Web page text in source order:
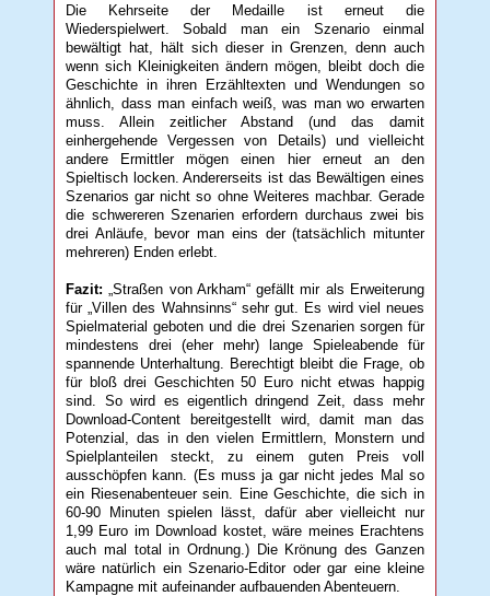
Die Kehrseite der Medaille ist erneut die
Wiederspielwert. Sobald man ein Szenario einmal
bewältigt hat, hält sich dieser in Grenzen, denn auch
wenn sich Kleinigkeiten ändern mögen, bleibt doch die
Geschichte in ihren Erzähltexten und Wendungen so
ähnlich, dass man einfach weiß, was man wo erwarten
muss. Allein zeitlicher Abstand (und das damit
einhergehende Vergessen von Details) und vielleicht
andere Ermittler mögen einen hier erneut an den
Spieltisch locken. Andererseits ist das Bewältigen eines
Szenarios gar nicht so ohne Weiteres machbar. Gerade
die schwereren Szenarien erfordern durchaus zwei bis
drei Anläufe, bevor man eins der (tatsächlich mitunter
mehreren) Enden erlebt.
Fazit: „Straßen von Arkham“ gefällt mir als Erweiterung
für „Villen des Wahnsinns“ sehr gut. Es wird viel neues
Spielmaterial geboten und die drei Szenarien sorgen für
mindestens drei (eher mehr) lange Spieleabende für
spannende Unterhaltung. Berechtigt bleibt die Frage, ob
für bloß drei Geschichten 50 Euro nicht etwas happig
sind. So wird es eigentlich dringend Zeit, dass mehr
Download-Content bereitgestellt wird, damit man das
Potenzial, das in den vielen Ermittlern, Monstern und
Spielplanteilen steckt, zu einem guten Preis voll
ausschöpfen kann. (Es muss ja gar nicht jedes Mal so
ein Riesenabenteuer sein. Eine Geschichte, die sich in
60-90 Minuten spielen lässt, dafür aber vielleicht nur
1,99 Euro im Download kostet, wäre meines Erachtens
auch mal total in Ordnung.) Die Krönung des Ganzen
wäre natürlich ein Szenario-Editor oder gar eine kleine
Kampagne mit aufeinander aufbauenden Abenteuern.